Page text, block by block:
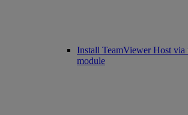
Install TeamViewer Host
module